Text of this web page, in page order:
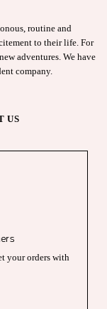
routine and
to their life. For
adventures. We have
company.
US
your orders with